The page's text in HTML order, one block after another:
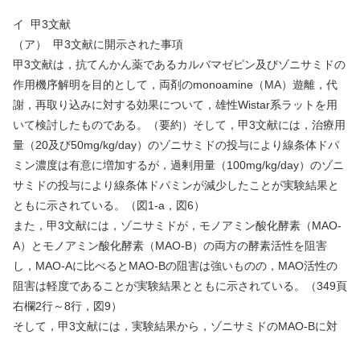
イ 甲3文献
（ア）
甲3文献に開示された事項
甲3文献は，抗てんかん薬であるカルバマゼピン及びゾニサミドの
作用機序解明を目的として，両剤のmonoamine （MA）遊離，代
謝，再取り込みに対する効果について，雄性Wistar系ラットを用
いて検討したものである。（要約）そして，甲3文献には，治療用
量（20及び50mg/kg/day）のゾニサミドの投与により線条体ドパ
ミン濃度は有意に増加するが，過剰用量（100mg/kg/day）のゾニ
サミドの投与により線条体ドパミンが減少したことが実験結果と
ともに示されている。（図1-a ，図6）
また，甲3文献には，ゾニサミドが，モノアミン酸化酵素（MAO-
A）とモノアミン酸化酵素（MAO-B）の両方の酵素活性を阻害
し， MAO-Aに比べると MAO-Bの阻害は強いものの， MAO活性の
阻害は軽度であることが実験結果とともに示されている。（349頁
右欄2行～8行，図9）
そして，甲3文献には，実験結果から，ゾニサミドのMAO-Bに対